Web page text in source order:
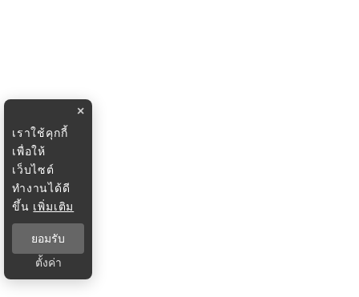
×
เราใช้คุกกี้
เพื่อให้
เว็บไซต์
ทำงานได้ดี
ขึ้น เพิ่มเติม
ยอมรับ
ตั้งค่า